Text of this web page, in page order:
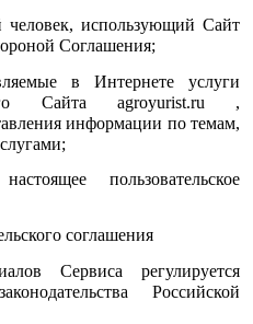
человек, использующий Сайт
Соглашения;
в Интернете услуги
Сайта agroyurist.ru ,
информации по темам,
пользовательское
соглашения
Сервиса регулируется
Российской